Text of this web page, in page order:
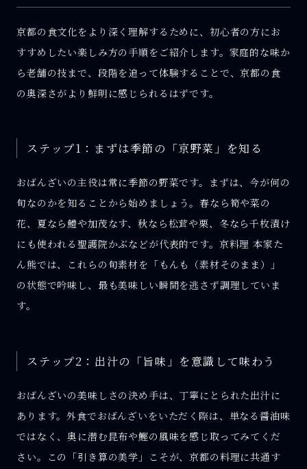
京都の食文化をより深く理解するために、初心者の方にお
すすめしたい楽しみ方の手順をご紹介します。家庭的な味か
ら老舗の技まで、段階を追って体験することで、京都の食
の奥深さがより鮮明に感じられるはずです。
ステップ1：まずは季節の「京野菜」を知る
おばんざいの主役は常に季節の野菜です。まずは、今が何の
旬なのかを知ることから始めましょう。春なら筍や菜の
花、夏なら鱧や加茂なす、秋なら松茸や栗、冬なら千枚漬け
にも使われる聖護院かぶなどが代表的です。京料理 本家た
ん熊では、これらの旬素材を「もんも（素材そのまま）」
の状態で吟味し、最も美味しい瞬間を逃さず調理していま
す。
ステップ2：出汁の「旨味」を意識して味わう
おばんざいの美味しさの決め手は、丁寧にとられた出汁に
あります。外食でおばんざいをいただく際は、単なる醤油味
ではなく、奥に潜む昆布や鰹の風味を感じ取ってみてくだ
さい。この「引き算の美学」こそが、京都の料理に共通す